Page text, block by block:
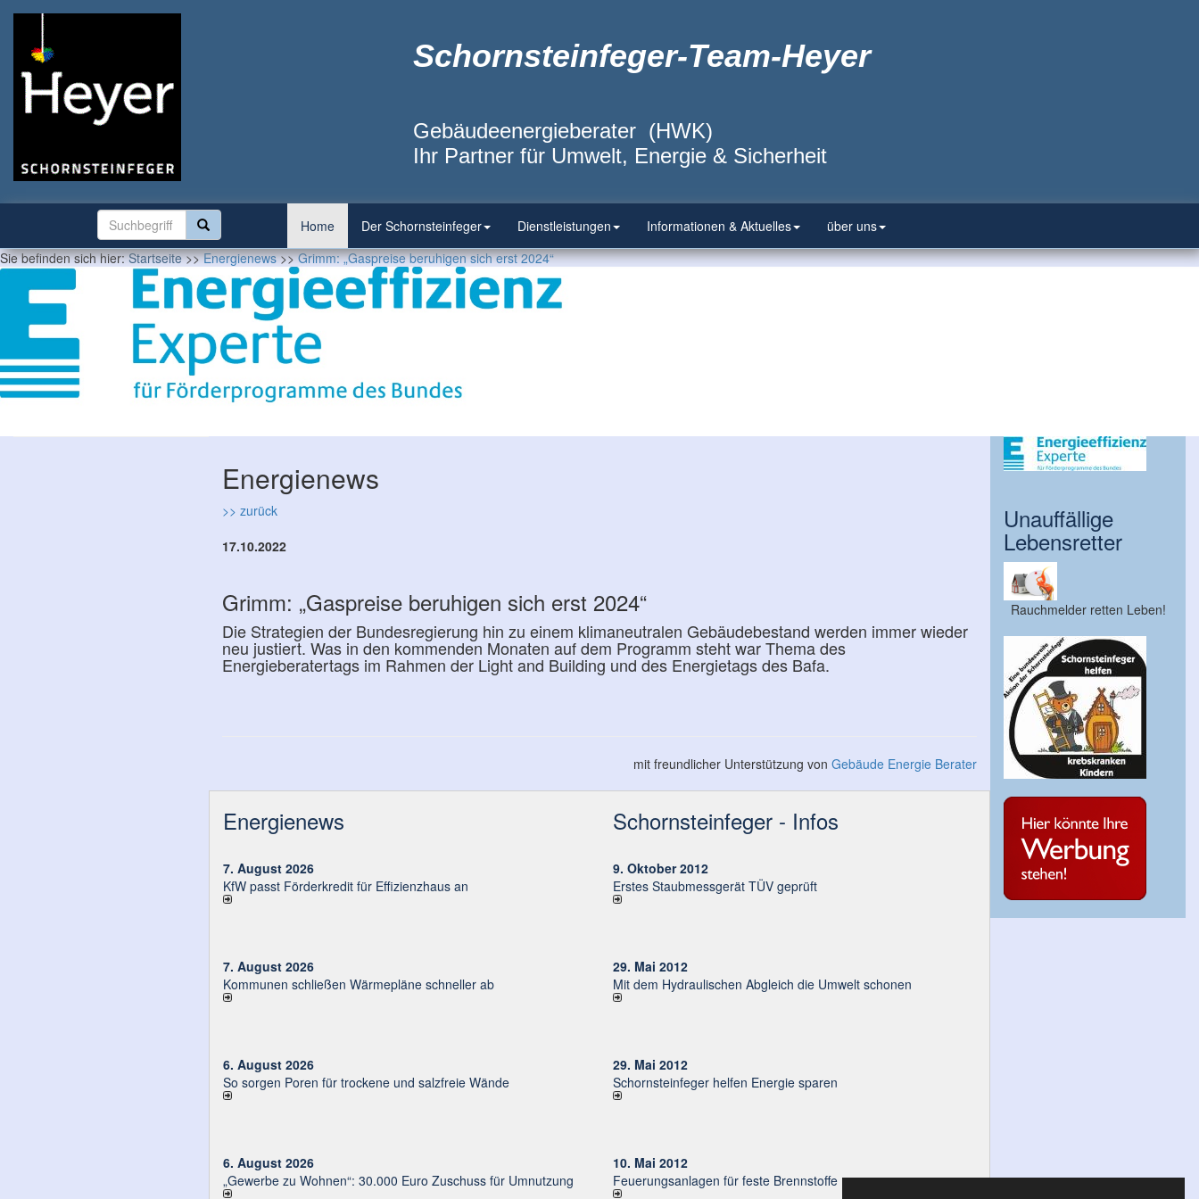
Schornsteinfeger-Team-Heyer
Gebäudeenergieberater (HWK)
Ihr Partner für Umwelt, Energie & Sicherheit
Home Der Schornsteinfeger Dienstleistungen Informationen & Aktuelles
über uns
Sie befinden sich hier:Startseite>>Energienews>>Grimm: „Gaspreise beruhigen sich erst 2024“
Energienews
>> zurück
17.10.2022
Grimm: „Gaspreise beruhigen sich erst 2024“
Die Strategien der Bundesregierung hin zu einem klimaneutralen Gebäudebestand werden immer wieder
neu justiert. Was in den kommenden Monaten auf dem Programm steht war Thema des
Energieberatertags im Rahmen der Light and Building und des Energietags des Bafa.
mit freundlicher Unterstützung von Gebäude Energie Berater
Energienews
7. August 2026
KfW passt Förderkredit für Effizienzhaus an
7. August 2026
Kommunen schließen Wärmepläne schneller ab
6. August 2026
So sorgen Poren für trockene und salzfreie Wände
6. August 2026
„Gewerbe zu Wohnen“: 30.000 Euro Zu­schuss für Um­nut­zung
Schornsteinfeger - Infos
9. Oktober 2012
Erstes Staubmessgerät TÜV geprüft
29. Mai 2012
Mit dem Hydraulischen Abgleich die Umwelt schonen
29. Mai 2012
Schornsteinfeger helfen Energie sparen
10. Mai 2012
Feuerungsanlagen für feste Brennstoffe
Unauffällige
Lebensretter
Rauchmelder retten Leben!